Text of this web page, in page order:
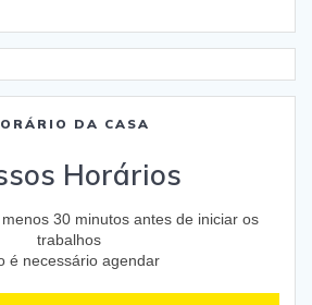
DA CASA
Horários
30 minutos antes de iniciar os
trabalhos
é necessário agendar